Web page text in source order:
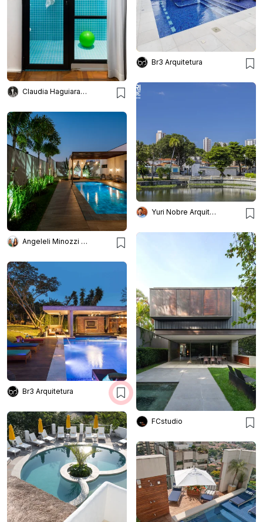
Claudia Haguiara Arquitetura
Br3 Arquitetura
Yuri Nobre Arquitetura & Urbanismo
Angeleli Minozzi Arquitetura
FCstudio
Br3 Arquitetura